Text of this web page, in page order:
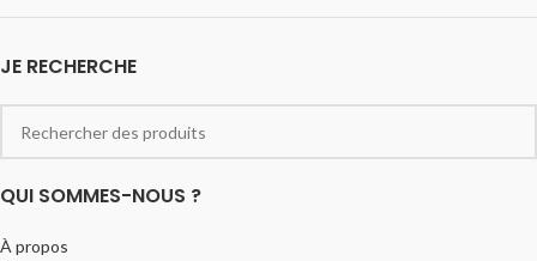
JE RECHERCHE
QUI SOMMES-NOUS ?
À propos